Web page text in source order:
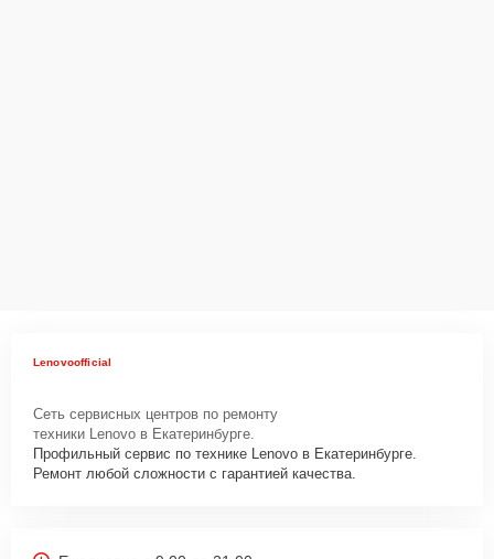
Lenovoofficial
Сеть сервисных центров по ремонту
техники Lenovo в Екатеринбурге.
Профильный сервис по технике Lenovo в Екатеринбурге.
Ремонт любой сложности с гарантией качества.